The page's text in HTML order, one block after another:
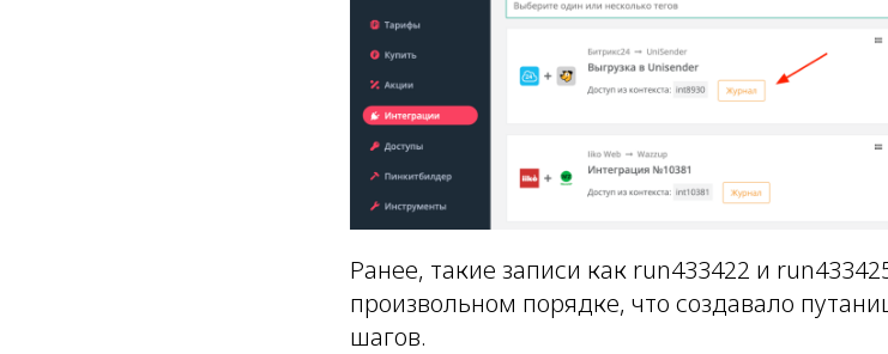
Ранее, такие записи как run433422 и
произвольном порядке, что создавало
шагов.